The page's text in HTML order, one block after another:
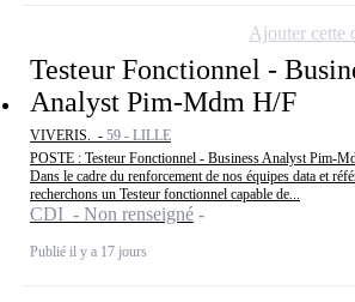
Testeur Fonctionnel -
Analyst Pim-Mdm H/F
VIVERIS. - 59 - LILLE
POSTE : Testeur Fonctionnel - Business Analyst Pim-
Dans le cadre du renforcement de nos équipes data et
recherchons un Testeur fonctionnel capable de...
CDI - Non renseigné
Publié il y a 17 jours
Ajouter cette